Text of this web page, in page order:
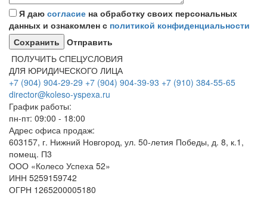
Я даю согласие на обработку своих персональных
данных и ознакомлен с политикой конфиденциальности
Отправить
ПОЛУЧИТЬ СПЕЦУСЛОВИЯ
ДЛЯ ЮРИДИЧЕСКОГО ЛИЦА
+7 (904) 904-29-29 +7 (904) 904-39-93 +7 (910) 384-55-65
director@koleso-yspexa.ru
График работы:
пн-пт: 09:00 - 18:00
Адрес офиса продаж:
603157, г. Нижний Новгород, ул. 50-летия Победы, д. 8, к.1,
помещ. П3
ООО «Колесо Успеха 52»
ИНН 5259159742
ОГРН 1265200005180